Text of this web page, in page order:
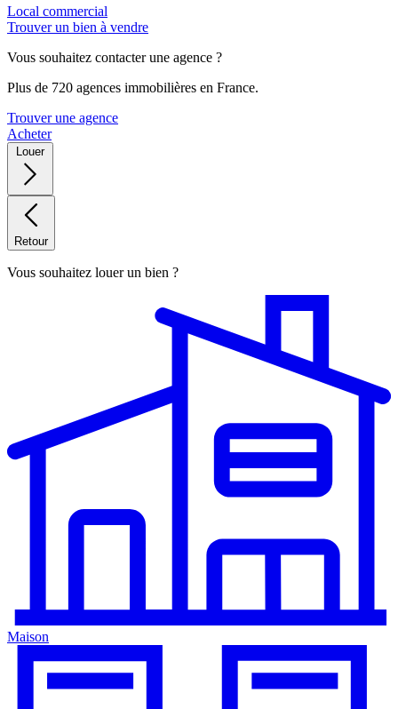
Local commercial
Trouver un bien à vendre
Vous souhaitez contacter une agence ?
Plus de 720 agences immobilières en France.
Trouver une agence
Acheter
Louer
Retour
Vous souhaitez louer un bien ?
Maison